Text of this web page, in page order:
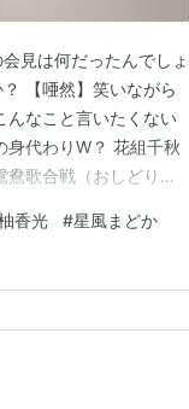
見は何だったんでしょ
【唖然】笑いながら
んなこと言いたくない
身代わりW？ 花組千秋
歌合戦（おしどりう
ていなかった本公演。
香光 #星風まどか